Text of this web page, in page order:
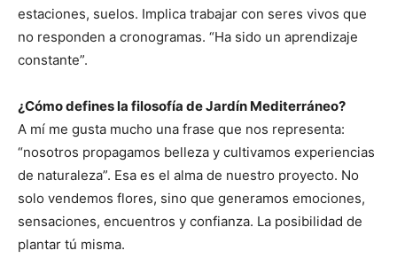
estaciones, suelos. Implica trabajar con seres vivos que
no responden a cronogramas. “Ha sido un aprendizaje
constante”.
¿Cómo defines la filosofía de Jardín Mediterráneo?
A mí me gusta mucho una frase que nos representa:
“nosotros propagamos belleza y cultivamos experiencias
de naturaleza”. Esa es el alma de nuestro proyecto. No
solo vendemos flores, sino que generamos emociones,
sensaciones, encuentros y confianza. La posibilidad de
plantar tú misma.